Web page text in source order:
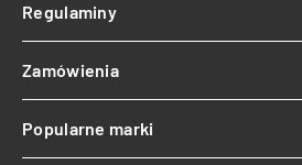
Regulaminy
Zamówienia
Popularne marki